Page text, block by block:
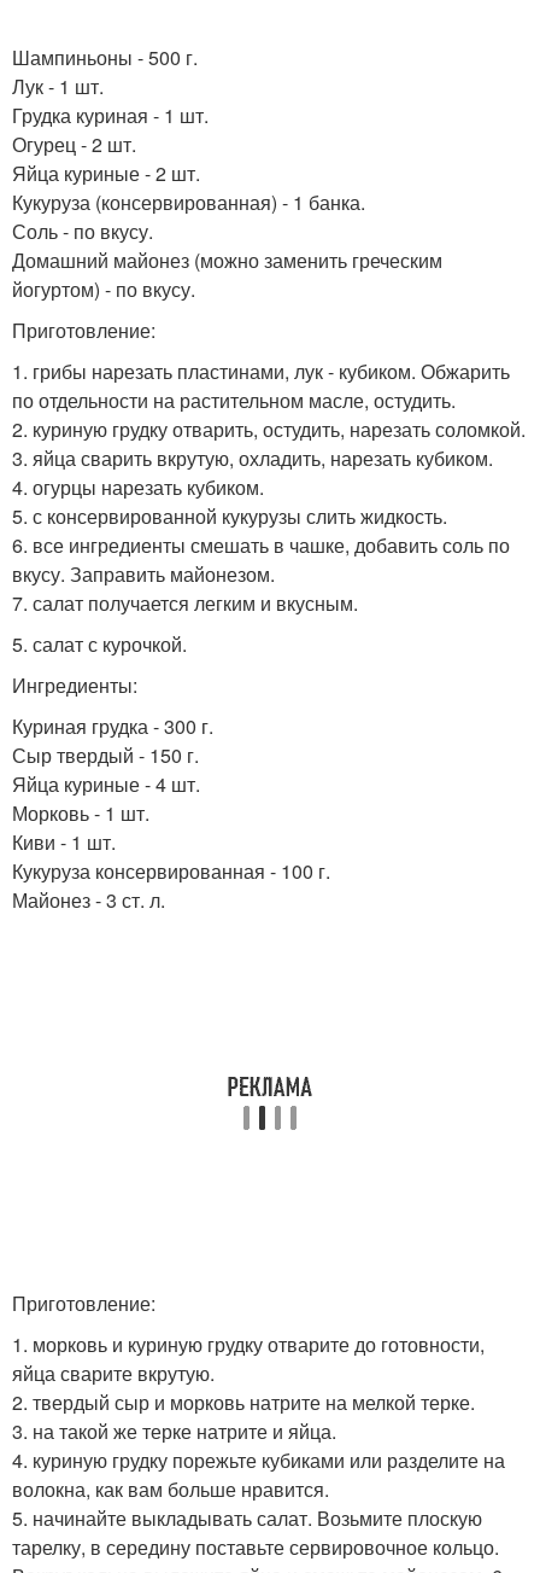
Шампиньоны - 500 г.
Лук - 1 шт.
Грудка куриная - 1 шт.
Огурец - 2 шт.
Яйца куриные - 2 шт.
Кукуруза (консервированная) - 1 банка.
Соль - по вкусу.
Домашний майонез (можно заменить греческим
йогуртом) - по вкусу.
Приготовление:
1. грибы нарезать пластинами, лук - кубиком. Обжарить
по отдельности на растительном масле, остудить.
2. куриную грудку отварить, остудить, нарезать соломкой.
3. яйца сварить вкрутую, охладить, нарезать кубиком.
4. огурцы нарезать кубиком.
5. с консервированной кукурузы слить жидкость.
6. все ингредиенты смешать в чашке, добавить соль по
вкусу. Заправить майонезом.
7. салат получается легким и вкусным.
5. салат с курочкой.
Ингредиенты:
Куриная грудка - 300 г.
Сыр твердый - 150 г.
Яйца куриные - 4 шт.
Морковь - 1 шт.
Киви - 1 шт.
Кукуруза консервированная - 100 г.
Майонез - 3 ст. л.
Приготовление:
1. морковь и куриную грудку отварите до готовности,
яйца сварите вкрутую.
2. твердый сыр и морковь натрите на мелкой терке.
3. на такой же терке натрите и яйца.
4. куриную грудку порежьте кубиками или разделите на
волокна, как вам больше нравится.
5. начинайте выкладывать салат. Возьмите плоскую
тарелку, в середину поставьте сервировочное кольцо.